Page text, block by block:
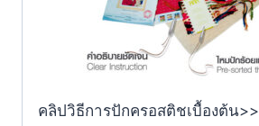
คลิปวิธีการปักครอสติชเบื้องต้น>>